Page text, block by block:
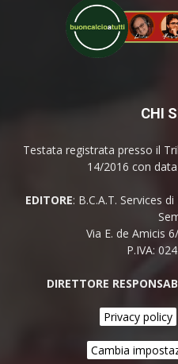
CHI
Testata registrata presso il
14/2016 con
EDITORE: B.C.A.T. Services
Via E. de Amicis
P.IVA:
DIRETTORE
Privacy policy
Cambia